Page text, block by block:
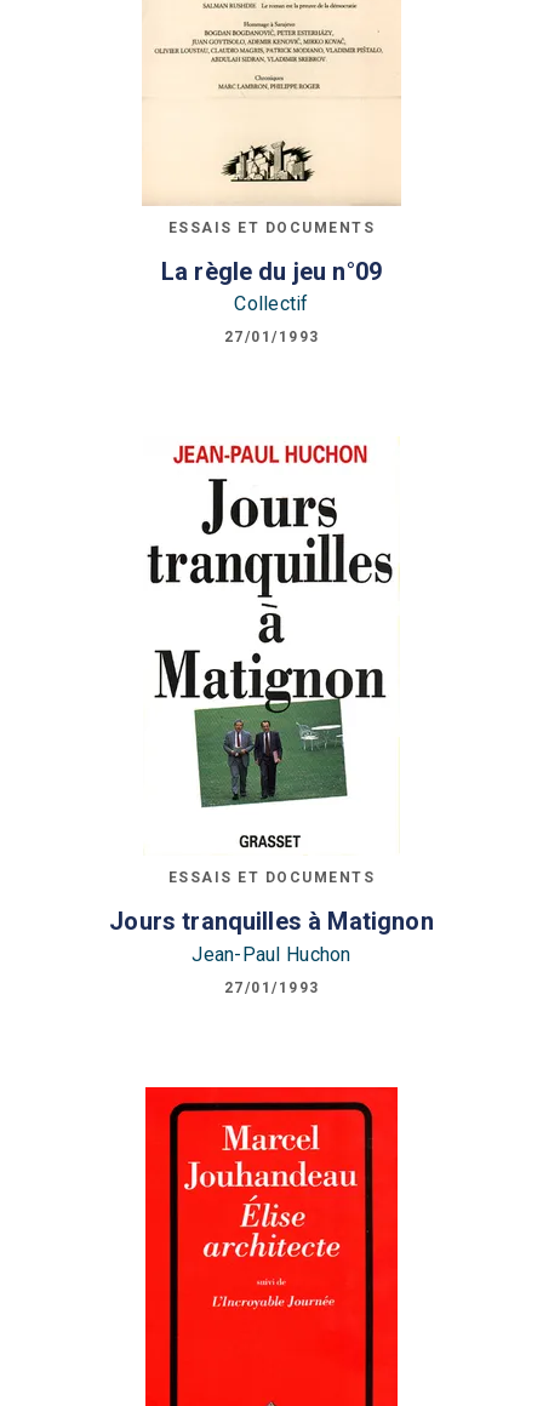
ESSAIS ET DOCUMENTS
La règle du jeu n°09
Collectif
27/01/1993
ESSAIS ET DOCUMENTS
Jours tranquilles à Matignon
Jean-Paul Huchon
27/01/1993